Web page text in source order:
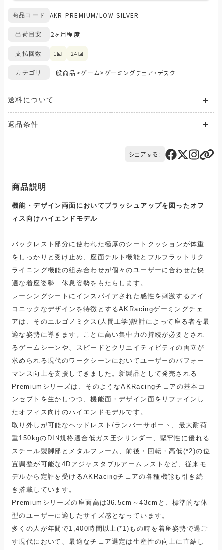
商品コード AKR-PREMIUM/LOW-SILVER
出荷目安 ２ヶ月程度
支払回数 1回 24回
カテゴリ 一般商品>ゲーム> ゲーミングチェア・デスク
送料について
じて異なります。
また、複数の商品を同時にご購入された場合、送料は商品ごと
ご購入のお手続きの際、「お届け先入力」の画面にてお届け先情
配送・送料について
返品条件
14日以内にQTnetお客さまセンターにお電話にてご連絡くださ
交換または返品とさせていただきます。（送料は当社負担）
シェアする:
商品説明
機能・デザイン両面においてブラッシュアップを図ったオフ
ィス向けハイエンドモデル
バックレスト部分に使われた極厚のシートクッションが体重
をしっかりと受け止め、座面チルト機能とフルフラットリク
ライニング機能の組み合わせが個々のユーザーに合わせた快
適な着座姿勢、休息姿勢をもたらします。
レーシングシートにインスパイアされた感性を刺激するアイ
コニックなデザインを特徴とするAKRacingゲーミングチェ
アは、そのエルゴノミクス(人間工学)設計によって座る者を最
適な姿勢に導きます。ことに高い集中力の持続が必要とされ
るゲームシーンや、スピードとクリエイティビティの両立が
求められる現代のワークシーンにおいてユーザーのパフォー
マンス向上を支援してきました。新製品として発売される
Premiumシリーズは、そのようなAKRacingチェアの基本コ
ンセプトを生かしつつ、機能面・デザイン面をリファインし
たオフィス向けのハイエンドモデルです。
取り外しが可能なヘッドレスト/ランバーサポート、最大耐荷
重150kgのDIN規格適合低ガス圧シリンダー、堅牢性に優れる
スチール製脚部とメタルフレーム、前後・回転・高低(*2)の位
置調整が可能な4Dアジャスタブルアームレストなど、従来モ
デルから定評を受けるAKRacingチェアの各種機能も引き続
き搭載しています。
Premiumシリーズの座面高は36.5cm～43cmと、標準的な体
型のユーザーに適したサイズ感となっています。
多くの人が年間で1,400時間以上(*1)もの時を着座姿勢で過ご
す現代において、最適なチェア選定は生産性の向上に直結し